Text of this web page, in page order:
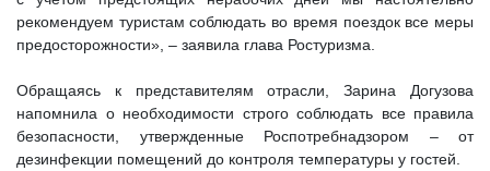
рекомендуем туристам соблюдать во время поездок все меры
предосторожности», – заявила глава Ростуризма.
Обращаясь к представителям отрасли, Зарина Догузова
напомнила о необходимости строго соблюдать все правила
безопасности, утвержденные Роспотребнадзором – от
дезинфекции помещений до контроля температуры у гостей.